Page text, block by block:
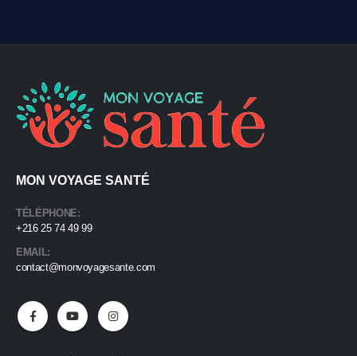
MON VOYAGE SANTÉ
TÉLÉPHONE:
+216 25 74 49 99
EMAIL:
contact@monvoyagesante.com